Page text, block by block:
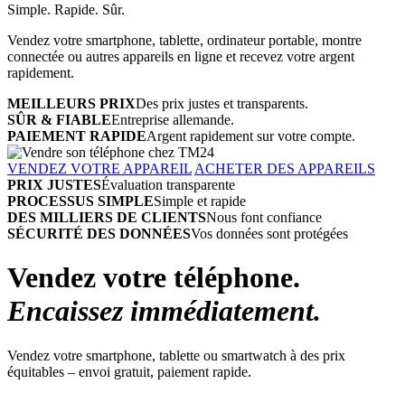
Simple. Rapide. Sûr.
Vendez votre smartphone, tablette, ordinateur portable, montre
connectée ou autres appareils en ligne et recevez votre argent
rapidement.
MEILLEURS PRIXDes prix justes et transparents.
SÛR & FIABLEEntreprise allemande.
PAIEMENT RAPIDEArgent rapidement sur votre compte.
VENDEZ VOTRE APPAREIL ACHETER DES APPAREILS
PRIX JUSTESÉvaluation transparente
PROCESSUS SIMPLESimple et rapide
DES MILLIERS DE CLIENTSNous font confiance
SÉCURITÉ DES DONNÉESVos données sont protégées
Vendez votre téléphone.
Encaissez immédiatement.
Vendez votre smartphone, tablette ou smartwatch à des prix
équitables – envoi gratuit, paiement rapide.